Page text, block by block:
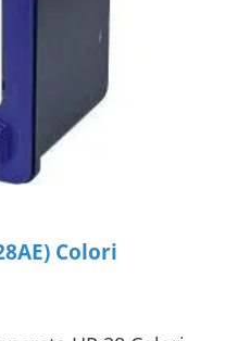
Colori